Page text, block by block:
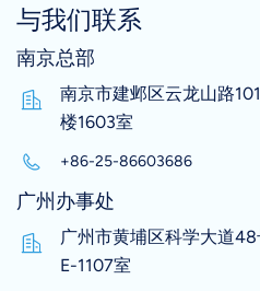
程中通过以下特定机制起
铝离子络合： TIPA 能极其
别是来自中间相（C4AF）
离子（Al^3+）。 2. 加速
形成可溶性络合物，TIPA
物——特别是水化硅酸钙（
成，从而填补了水泥基体
构。通过降低水泥石的孔
终实现了显著的抗压强度
与我们联系
南京总部
南京市建邺区云龙山路
楼1603室
+86-25-86603686
广州办事处
广州市黄埔区科学大道
E-1107室